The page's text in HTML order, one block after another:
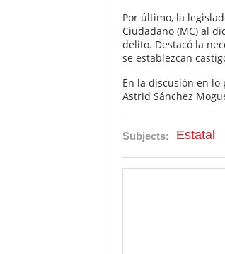
Por último, la
Ciudadano (MC) al
delito. Destacó la
se establezcan
En la discusión en
Astrid Sánchez
Subjects: Estatal